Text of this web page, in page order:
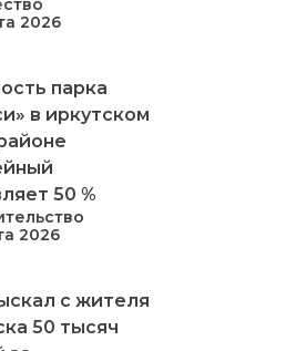
2026
парка
в иркутском
50 %
2026
с жителя
50 тысяч